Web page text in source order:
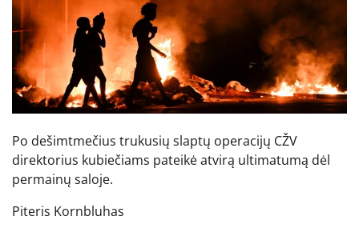
Po dešimtmečius trukusių slaptų operacijų CŽV
direktorius kubiečiams pateikė atvirą ultimatumą dėl
permainų saloje.
Piteris Kornbluhas